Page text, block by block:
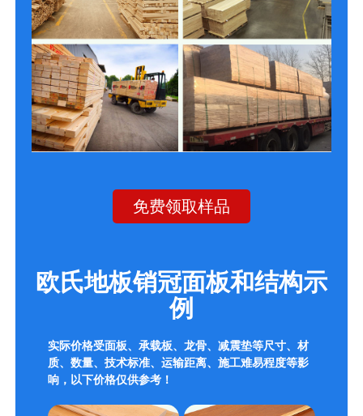
免费领取样品
欧氏地板销冠面板和结构示
例
实际价格受面板、承载板、龙骨、减震垫等尺寸、材
质、数量、技术标准、运输距离、施工难易程度等影
响，以下价格仅供参考！